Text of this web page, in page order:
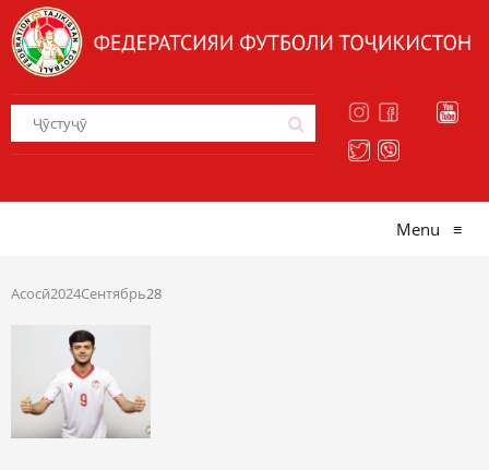
Menu ≡
Асосӣ2024Сентябрь28